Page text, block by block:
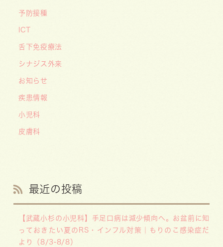
予防接種
ICT
舌下免疫療法
シナジス外来
お知らせ
疾患情報
小児科
皮膚科
最近の投稿
【武蔵小杉の小児科】手足口病は減少傾向へ。お盆前に知
っておきたい夏のRS・インフル対策｜もりのこ感染症だ
より（8/3-8/8）